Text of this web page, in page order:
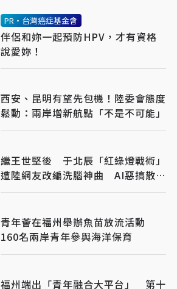
PR・台灣癌症基金會
伴侶和妳一起預防HPV，才有資格
說愛妳！
西安、昆明有望先包機！陸委會態度
鬆動：兩岸增新航點「不是不可能」
繼王世堅後 于北辰「紅綠燈戰術」
遭陸網友改編洗腦神曲 AI惡搞散播
快
青年薈在福州舉辦魚苗放流活動
160名兩岸青年參與海洋保育
福州端出「青年融合大平台」 第十